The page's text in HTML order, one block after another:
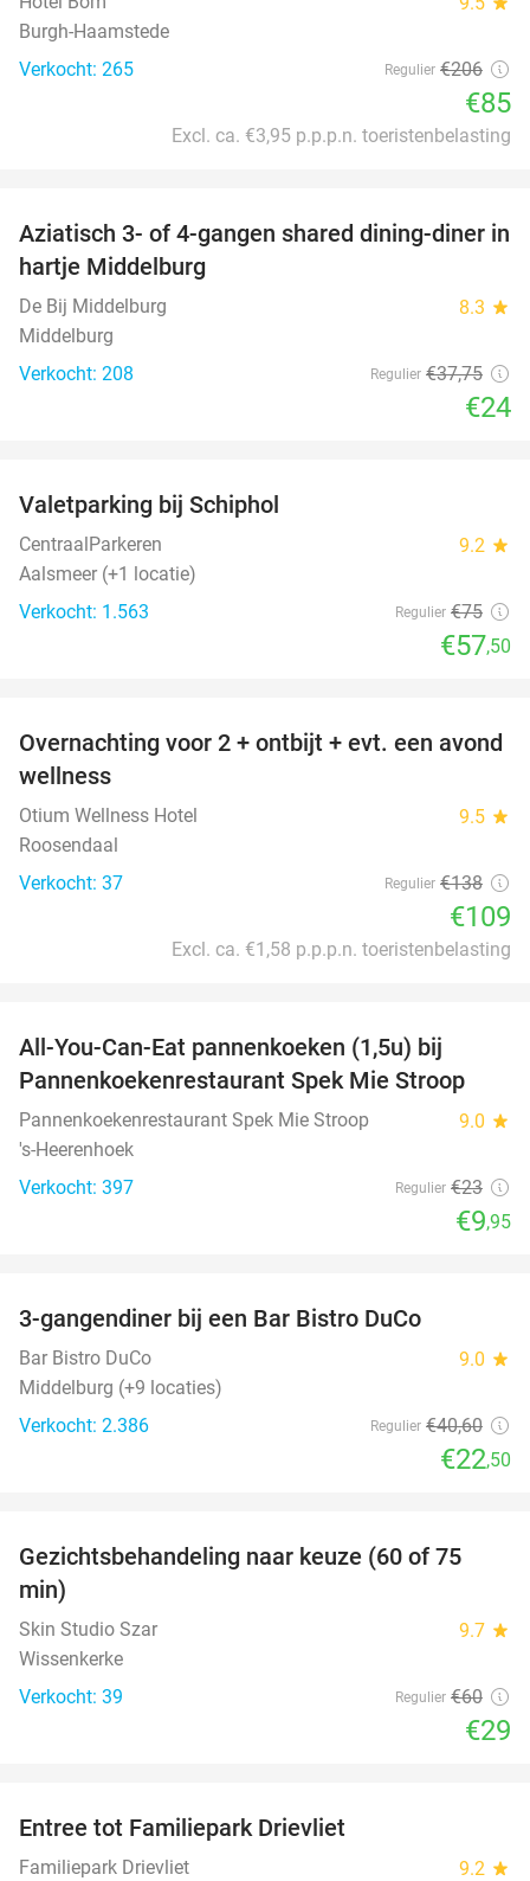
Burgh-Haamstede
Verkocht: 265
Regulier €206
€85
Excl. ca. €3,95 p.p.p.n. toeristenbelasting
36%
Aziatisch 3- of 4-gangen shared dining-diner in
hartje Middelburg
De Bij Middelburg 8.3 star
Middelburg
Verkocht: 208
Regulier €37,75
€24
Valetparking bij Schiphol
CentraalParkeren 9.2 star
Aalsmeer (+1 locatie)
Verkocht: 1.563
Regulier €75
€57,50
21%
Overnachting voor 2 + ontbijt + evt. een avond
wellness
Otium Wellness Hotel 9.5 star
Roosendaal
Verkocht: 37
Regulier €138
€109
Excl. ca. €1,58 p.p.p.n. toeristenbelasting
All-You-Can-Eat pannenkoeken (1,5u) bij
Pannenkoekenrestaurant Spek Mie Stroop
Pannenkoekenrestaurant Spek Mie Stroop 9.0 star
's-Heerenhoek
Verkocht: 397
Regulier €23
€9,95
3-gangendiner bij een Bar Bistro DuCo
Bar Bistro DuCo 9.0 star
Middelburg (+9 locaties)
Verkocht: 2.386
Regulier €40,60
€22,50
52%
Gezichtsbehandeling naar keuze (60 of 75
min)
Skin Studio Szar 9.7 star
Wissenkerke
Verkocht: 39
Regulier €60
€29
Entree tot Familiepark Drievliet
Familiepark Drievliet 9.2 star